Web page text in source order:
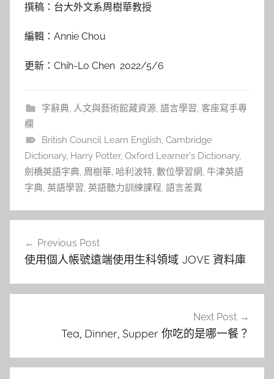
撰稿：台大外文系周樹華教授
編輯：Annie Chou
更新：Chih-Lo Chen 2022/5/6
字辭典, 人文與藝術館藏資源, 語言學習, 客座寫手專
欄
British Council Learn English, Cambridge
Dictionary, Harry Potter, Oxford Learner's Dictionary,
劍橋英語字典, 周樹華, 哈利波特, 數位學習網, 牛津英語
字典, 英語學習, 英語聽力訓練課程, 語言差異
覽
Previous Post
使用個人帳號遠端使用生科領域 JOVE 資料庫
Next Post
Tea, Dinner, Supper 你吃的是哪一餐？